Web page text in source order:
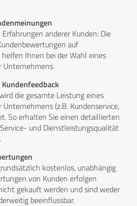
anderer Kunden: Die
auf
helfen Ihnen bei der Wahl eines
Unternehmens.
die gesamte Leistung eines
(z.B. Kundenservice,
So erhalten Sie einen detaillierten
und Dienstleistungsqualität
kostenlos, unabhängig
von Kunden erfolgen
gekauft werden und sind weder
beeinflussbar.